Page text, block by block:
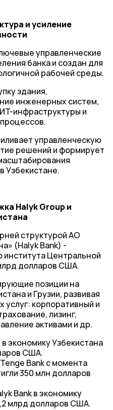
и усиление
управленческие
банка и создан для
рабочей среды.
здания,
инженерных систем,
инфраструктуры и
управленческую
решений и формирует
Узбекистане.
Halyk Group и
структурой АО
(Halyk Bank) -
Центральной
долларов США.
позиции на
и Грузии, развивая
услуг: корпоративный и
лизинг,
активами и др.
экономику Узбекистана
США.
Bank с момента
350 млн долларов
Bank в экономику
млрд долларов США.